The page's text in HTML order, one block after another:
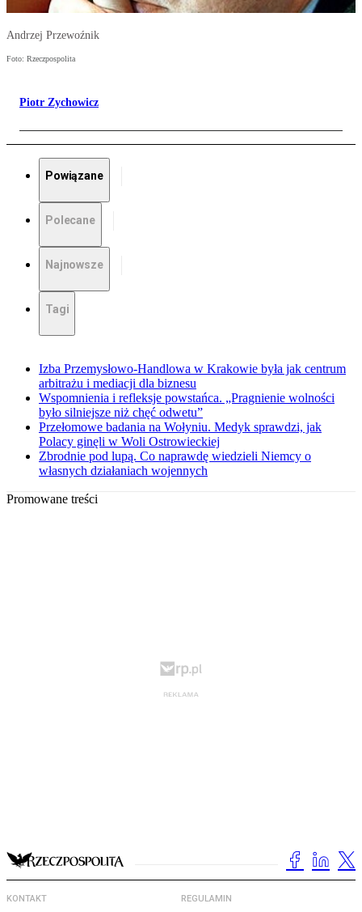
Andrzej Przewoźnik
Foto: Rzeczpospolita
Piotr Zychowicz
Powiązane
Polecane
Najnowsze
Tagi
Izba Przemysłowo-Handlowa w Krakowie była jak centrum
arbitrażu i mediacji dla biznesu
Wspomnienia i refleksje powstańca. „Pragnienie wolności
było silniejsze niż chęć odwetu”
Przełomowe badania na Wołyniu. Medyk sprawdzi, jak
Polacy ginęli w Woli Ostrowieckiej
Zbrodnie pod lupą. Co naprawdę wiedzieli Niemcy o
własnych działaniach wojennych
Promowane treści
KONTAKT REGULAMIN